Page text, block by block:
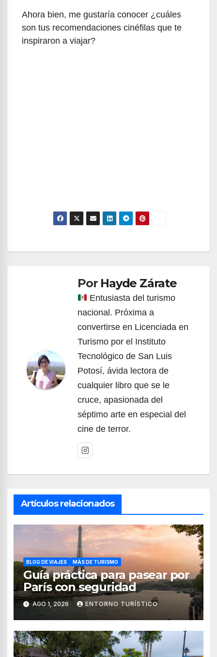
Ahora bien, me gustaría conocer ¿cuáles
son tus recomendaciones cinéfilas que te
inspiraron a viajar?
Navegación
entradasPor Hayde Zárate
Entusiasta del turismo
nacional. Próxima a
convertirse en Licenciada en
Turismo por el Instituto
Tecnológico de San Luis
Potosí, ávida lectora de
cualquier libro que se le
cruce, apasionada del
séptimo arte en especial del
cine de terror.
Artículos relacionados
BLOG DE VIAJES MÁS DE TURISMO
Guía práctica para pasear por
París con seguridad
AGO 1, 2026 ENTORNO TURÍSTICO